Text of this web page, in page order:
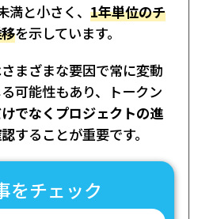
と小さく、 1年単位のチ
を示しています。
まざまな要因で常に変動
可能性もあり、トークン
でなくプロジェクトの進
することが重要です。
をチェック